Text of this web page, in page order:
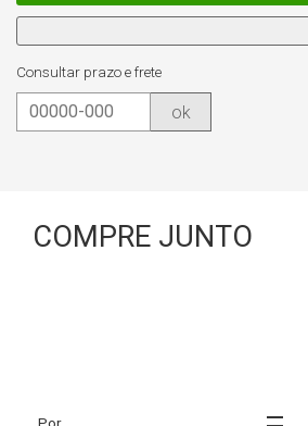
Consultar prazo e frete
ok
COMPRE JUNTO